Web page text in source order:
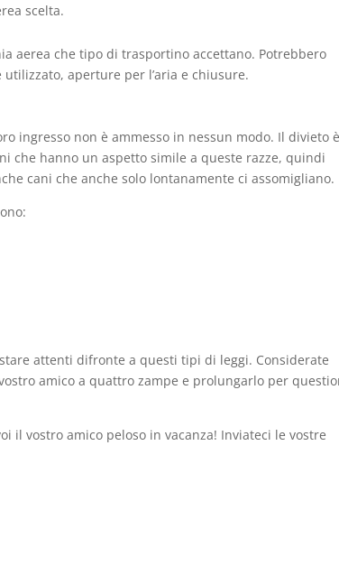
scelta.
aerea che tipo di trasportino accettano. Potrebbero
aperture per l’aria e chiusure.
ingresso non è ammesso in nessun modo. Il divieto
che hanno un aspetto simile a queste razze, quindi
cani che anche solo lontanamente ci assomigliano.
attenti difronte a questi tipi di leggi. Considerate
amico a quattro zampe e prolungarlo per
il vostro amico peloso in vacanza! Inviateci le vostre